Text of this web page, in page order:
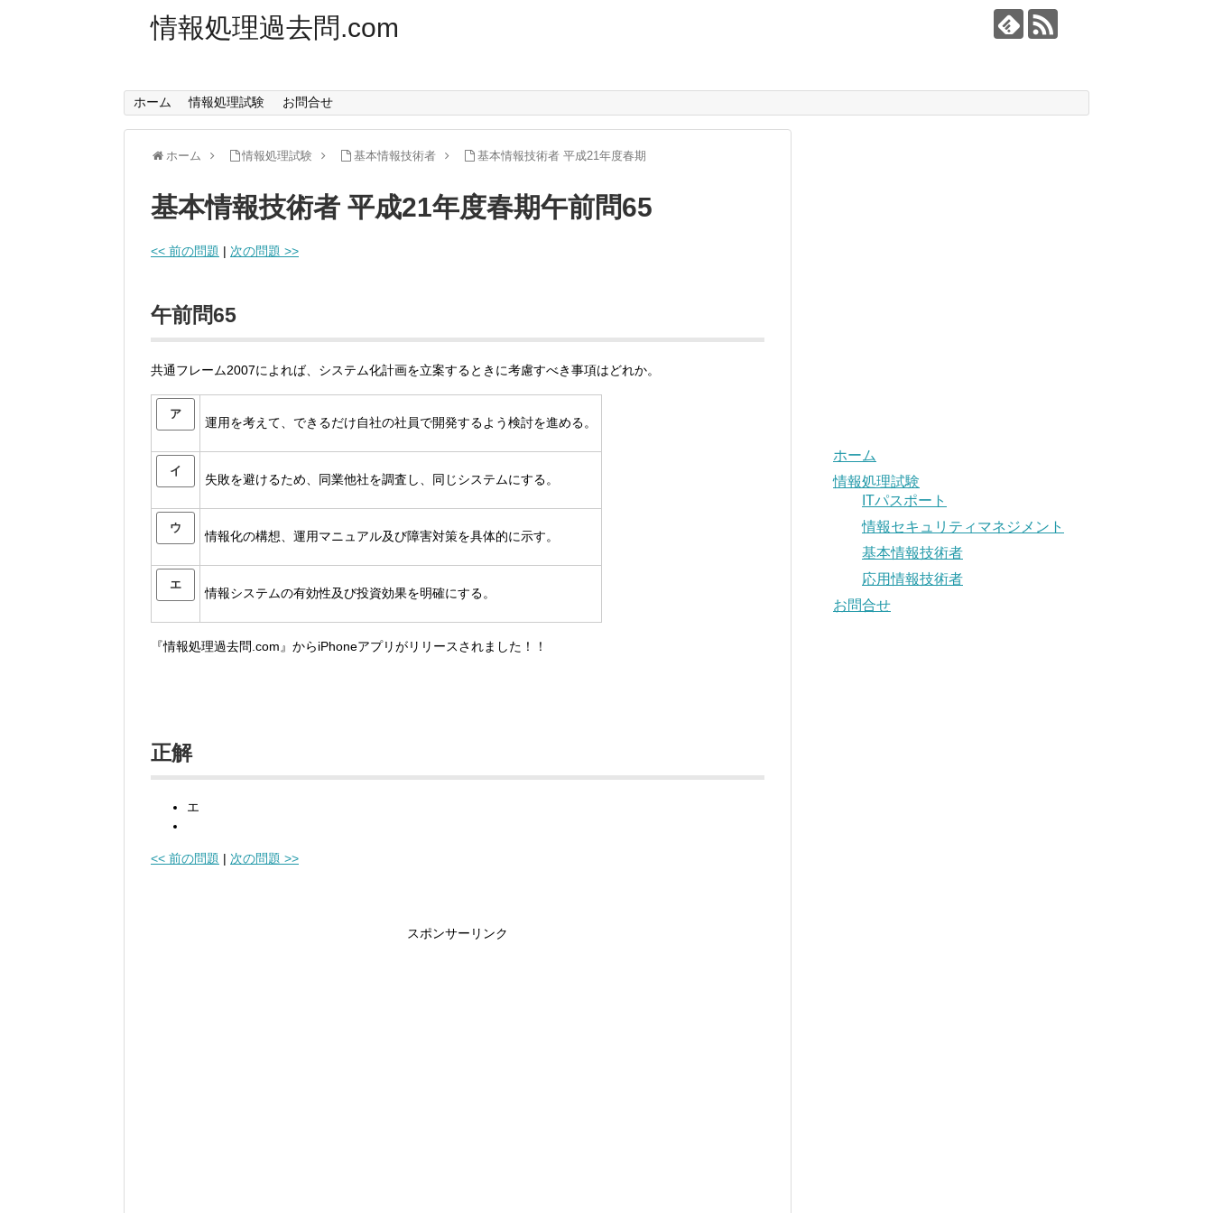
情報処理過去問.com
ホーム 情報処理試験 お問合せ
ホーム 情報処理試験 基本情報技術者 基本情報技術者 平成21年度春期
基本情報技術者 平成21年度春期午前問65
<< 前の問題 | 次の問題 >>
午前問65
共通フレーム2007によれば、システム化計画を立案するときに考慮すべき事項はどれか。
ア
運用を考えて、できるだけ自社の社員で開発するよう検討を進める。
イ
失敗を避けるため、同業他社を調査し、同じシステムにする。
ウ
情報化の構想、運用マニュアル及び障害対策を具体的に示す。
エ
情報システムの有効性及び投資効果を明確にする。
『情報処理過去問.com』からiPhoneアプリがリリースされました！！
正解
エ
<< 前の問題 | 次の問題 >>
スポンサーリンク
ホーム
情報処理試験
ITパスポート
情報セキュリティマネジメント
基本情報技術者
応用情報技術者
お問合せ